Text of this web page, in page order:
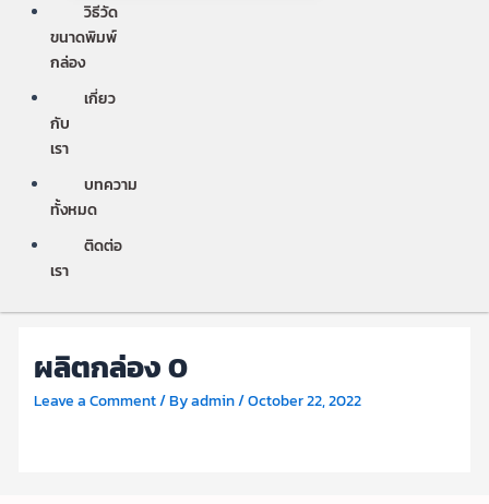
วิธีวัด
ขนาดพิมพ์
กล่อง
เกี่ยว
กับ
เรา
บทความ
ทั้งหมด
ติดต่อ
เรา
ผลิตกล่อง 0
Leave a Comment/ Byadmin/October 22, 2022